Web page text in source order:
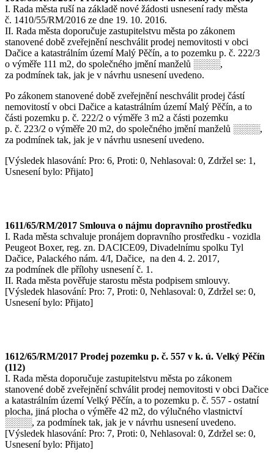
I. Rada města ruší na základě nové žádosti usnesení rady města
č. 1410/55/RM/2016 ze dne 19. 10. 2016.
II. Rada města doporučuje zastupitelstvu města po zákonem
stanovené době zveřejnění neschválit prodej nemovitosti v obci
Dačice a katastrálním území Malý Pěčín, a to pozemku p. č. 222/3
o výměře 111 m2, do společného jmění manželů ░░░░,
za podmínek tak, jak je v návrhu usnesení uvedeno.
Po zákonem stanovené době zveřejnění neschválit prodej částí
nemovitostí v obci Dačice a katastrálním území Malý Pěčín, a to
části pozemku p. č. 222/2 o výměře 3 m2 a části pozemku
p. č. 223/2 o výměře 20 m2, do společného jmění manželů ░░░░,
za podmínek tak, jak je v návrhu usnesení uvedeno.
[Výsledek hlasování: Pro: 6, Proti: 0, Nehlasoval: 0, Zdržel se: 1,
Usnesení bylo: Přijato]
1611/65/RM/2017 Smlouva o nájmu dopravního prostředku
I. Rada města schvaluje pronájem dopravního prostředku - vozidla
Peugeot Boxer, reg. zn. DACICE09, Divadelnímu spolku Tyl
Dačice, Palackého nám. 4/I, Dačice, na den 4. 2. 2017,
za podmínek dle přílohy usnesení č. 1.
II. Rada města pověřuje starostu města podpisem smlouvy.
[Výsledek hlasování: Pro: 7, Proti: 0, Nehlasoval: 0, Zdržel se: 0,
Usnesení bylo: Přijato]
1612/65/RM/2017 Prodej pozemku p. č. 557 v k. ú. Velký Pěčín
(112)
I. Rada města doporučuje zastupitelstvu města po zákonem
stanovené době zveřejnění schválit prodej nemovitosti v obci Dačice
a katastrálním území Velký Pěčín, a to pozemku p. č. 557 - ostatní
plocha, jiná plocha o výměře 42 m2, do výlučného vlastnictví
░░░░, za podmínek tak, jak je v návrhu usnesení uvedeno.
[Výsledek hlasování: Pro: 7, Proti: 0, Nehlasoval: 0, Zdržel se: 0,
Usnesení bylo: Přijato]